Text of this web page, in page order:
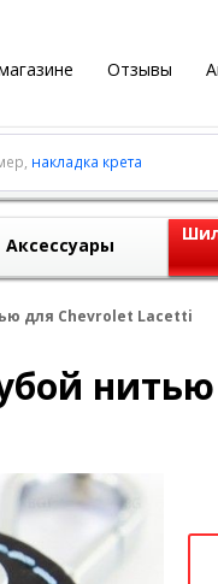
Отзывы
накладка крета
Аксессуары
для Chevrolet Lacetti